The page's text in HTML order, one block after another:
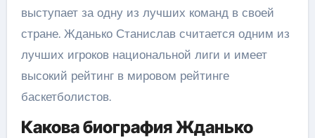
выступает за одну из лучших команд в своей
стране. Жданько Станислав считается одним из
лучших игроков национальной лиги и имеет
высокий рейтинг в мировом рейтинге
баскетболистов.
Какова биография Жданько